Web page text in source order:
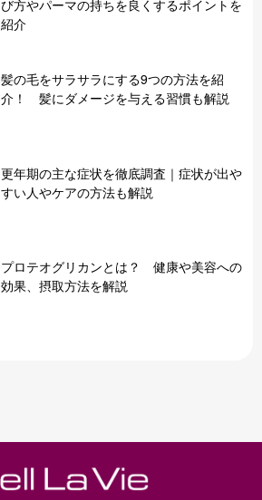
び方やパーマの持ちを良くするポイントを
紹介
髪の毛をサラサラにする9つの方法を紹
介！ 髪にダメージを与える習慣も解説
更年期の主な症状を徹底調査｜症状が出や
すい人やケアの方法も解説
プロテオグリカンとは？ 健康や美容への
効果、摂取方法を解説